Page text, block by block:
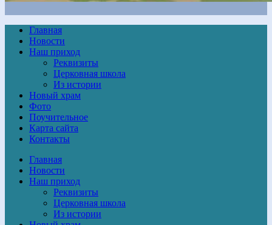
Главная
Новости
Наш приход
Реквизиты
Церковная школа
Из истории
Новый храм
Фото
Поучительное
Карта сайта
Контакты
Главная
Новости
Наш приход
Реквизиты
Церковная школа
Из истории